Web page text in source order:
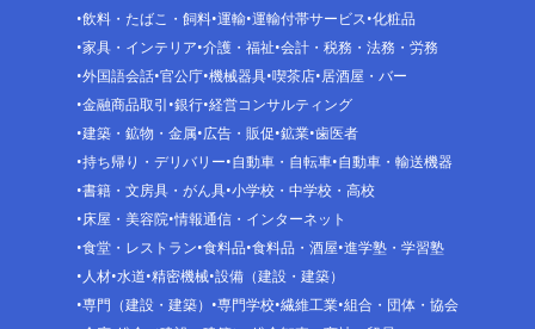
飲料・たばこ・飼料 運輸 運輸付帯サービス 化粧品
家具・インテリア 介護・福祉 会計・税務・法務・労務
外国語会話 官公庁 機械器具 喫茶店 居酒屋・バー
金融商品取引 銀行 経営コンサルティング
建築・鉱物・金属 広告・販促 鉱業 歯医者
持ち帰り・デリバリー 自動車・自転車 自動車・輸送機器
書籍・文房具・がん具 小学校・中学校・高校
床屋・美容院 情報通信・インターネット
食堂・レストラン 食料品 食料品・酒屋 進学塾・学習塾
人材 水道 精密機械 設備（建設・建築）
専門（建設・建築）
専門学校 繊維工業 組合・団体・協会